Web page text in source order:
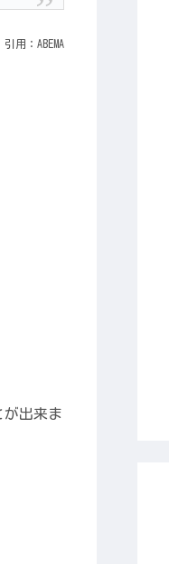
引用：ABEMA
が出来ま